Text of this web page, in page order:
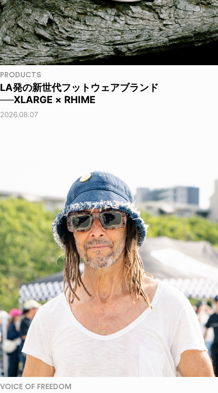
PRODUCTS
LA発の新世代フットウェアブランド
──XLARGE × RHIME
2026.08.07
VOICE OF FREEDOM